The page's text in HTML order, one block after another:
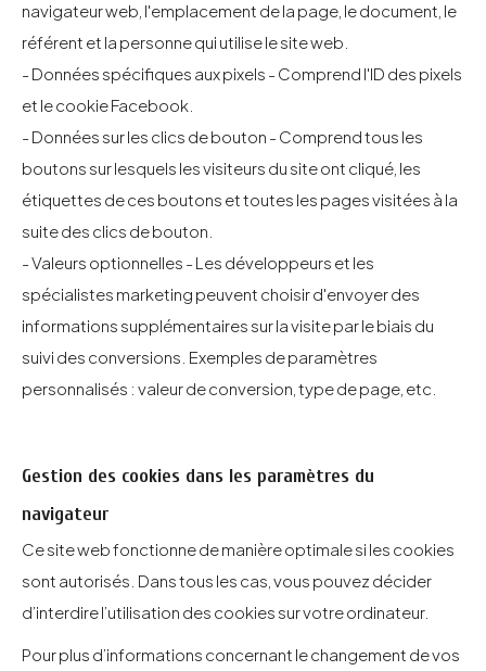
navigateur web, l'emplacement de la page, le document, le
référent et la personne qui utilise le site web.
- Données spécifiques aux pixels - Comprend l'ID des pixels
et le cookie Facebook.
- Données sur les clics de bouton - Comprend tous les
boutons sur lesquels les visiteurs du site ont cliqué, les
étiquettes de ces boutons et toutes les pages visitées à la
suite des clics de bouton.
- Valeurs optionnelles - Les développeurs et les
spécialistes marketing peuvent choisir d'envoyer des
informations supplémentaires sur la visite par le biais du
suivi des conversions. Exemples de paramètres
personnalisés : valeur de conversion, type de page, etc.
Gestion des cookies dans les paramètres du
navigateur
Ce site web fonctionne de manière optimale si les cookies
sont autorisés. Dans tous les cas, vous pouvez décider
d’interdire l’utilisation des cookies sur votre ordinateur.
Pour plus d’informations concernant le changement de vos